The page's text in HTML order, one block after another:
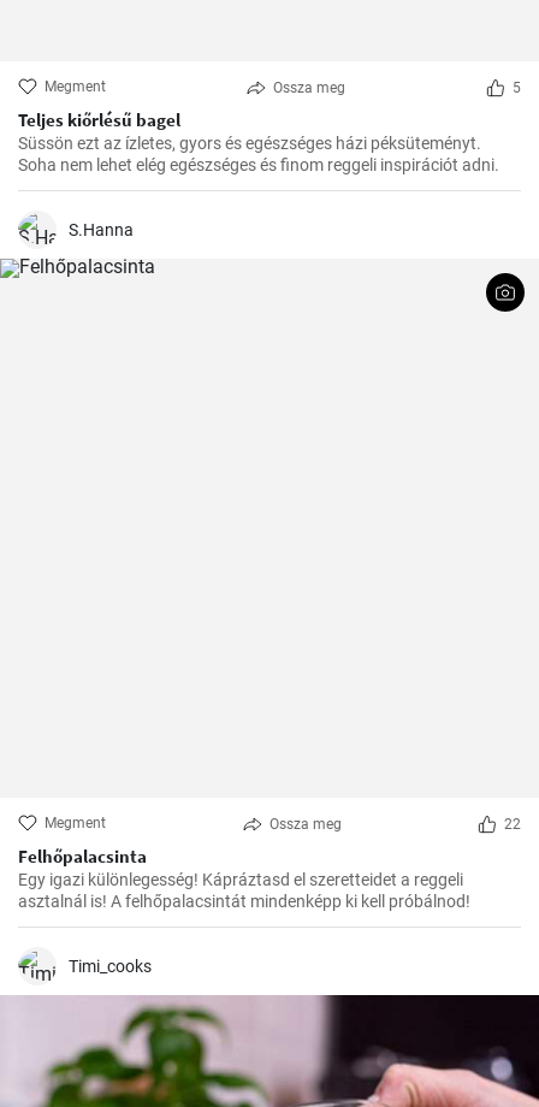
Megment Ossza meg 5
Teljes kiőrlésű bagel
Süssön ezt az ízletes, gyors és egészséges házi péksüteményt.
Soha nem lehet elég egészséges és finom reggeli inspirációt adni.
S.Hanna
Megment Ossza meg 22
Felhőpalacsinta
Egy igazi különlegesség! Kápráztasd el szeretteidet a reggeli
asztalnál is! A felhőpalacsintát mindenképp ki kell próbálnod!
Timi_cooks